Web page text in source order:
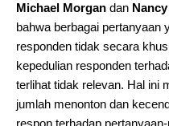
Michael Morgan dan
bahwa berbagai pertanyaan
responden tidak secara
kepedulian responden
terlihat tidak relevan. Hal ini
jumlah menonton dan
respon terhadap